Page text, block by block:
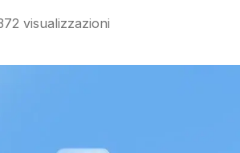
visualizzazioni